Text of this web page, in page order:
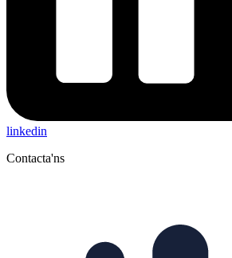
linkedin
Contacta'ns